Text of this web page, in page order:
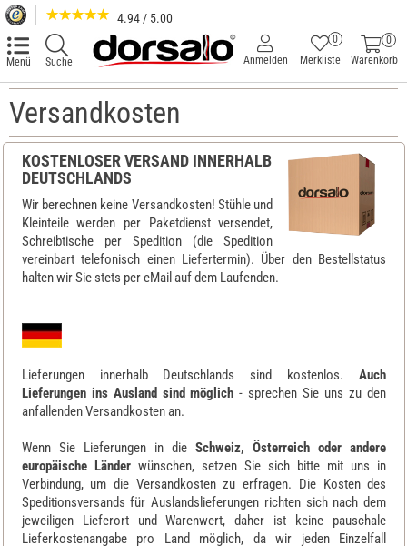
4.94 / 5.00
Menü Suche
0
Warenkorb
Merkliste
0
Anmelden
Versandkosten
KOSTENLOSER VERSANDINNERHALB
DEUTSCHLANDS
Wir berechnen keine Versandkosten! Stühle und
Kleinteile werden per Paketdienst versendet,
Schreibtische per Spedition (die Spedition
vereinbart telefonisch einen Liefertermin). Über den Bestellstatus
halten wir Sie stets per eMail auf dem Laufenden.
Lieferungen innerhalb Deutschlands sind kostenlos.Auch
Lieferungen ins Ausland sind möglich - sprechen Sie uns zu den
anfallenden Versandkosten an.
Wenn Sie Lieferungen in dieSchweiz, Österreich oder andere
europäische Länderwünschen, setzen Sie sich bitte mit uns in
Verbindung, um die Versandkosten zu erfragen. Die Kosten des
Speditionsversands für Auslandslieferungen richten sich nach dem
jeweiligen Lieferort und Warenwert, daher ist keine pauschale
Lieferkostenangabe pro Land möglich, da wir jeden Einzelfall